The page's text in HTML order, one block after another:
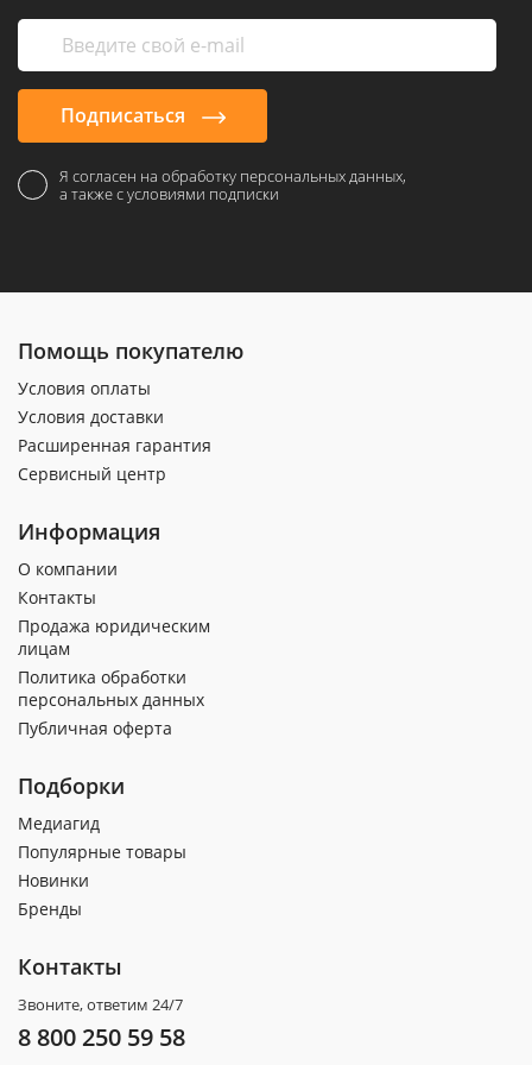
Подписаться
Я согласен на обработку персональных данных,
а также с условиями подписки
Помощь покупателю
Условия оплаты
Условия доставки
Расширенная гарантия
Сервисный центр
Информация
О компании
Контакты
Продажа юридическим
лицам
Политика обработки
персональных данных
Публичная оферта
Подборки
Медиагид
Популярные товары
Новинки
Бренды
Контакты
Звоните, ответим 24/7
8 800 250 59 58